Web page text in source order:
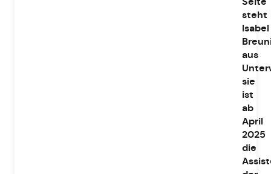
steht
Isabel
aus
sie
ist
ab
April
2025
die